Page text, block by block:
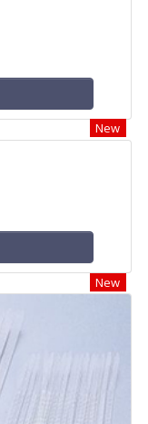
New
New